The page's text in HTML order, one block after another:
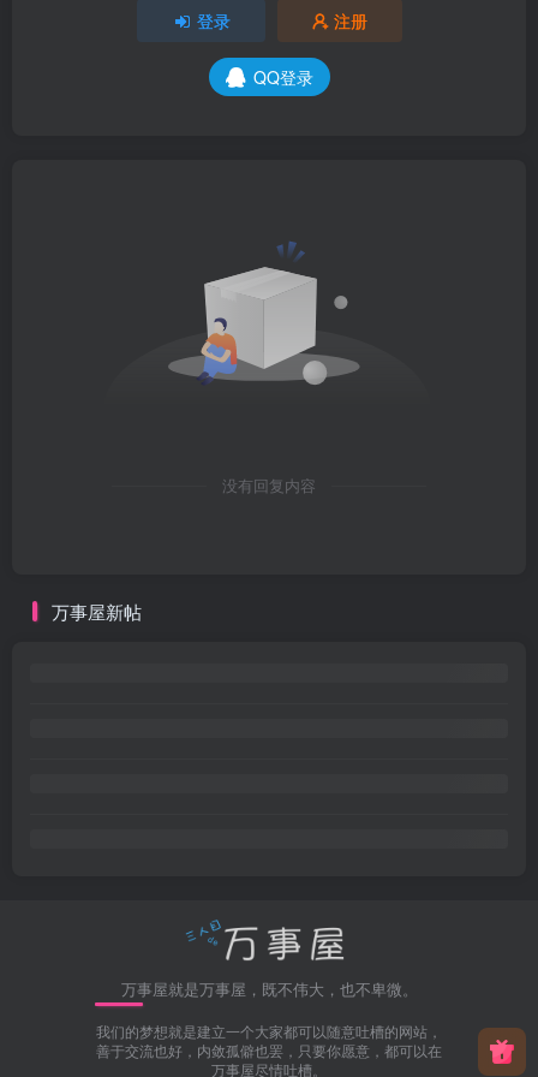
登录 注册
QQ登录
没有回复内容
万事屋新帖
万事屋就是万事屋，既不伟大，也不卑微。
我们的梦想就是建立一个大家都可以随意吐槽的网站，
善于交流也好，内敛孤僻也罢，只要你愿意，都可以在
万事屋尽情吐槽。